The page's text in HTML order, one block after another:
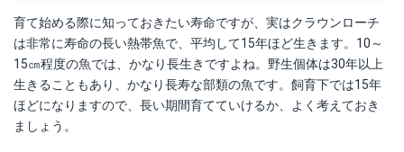
育て始める際に知っておきたい寿命ですが、実はクラウンローチ
は非常に寿命の長い熱帯魚で、平均して15年ほど生きます。10～
15㎝程度の魚では、かなり長生きですよね。野生個体は30年以上
生きることもあり、かなり長寿な部類の魚です。飼育下では15年
ほどになりますので、長い期間育てていけるか、よく考えておき
ましょう。